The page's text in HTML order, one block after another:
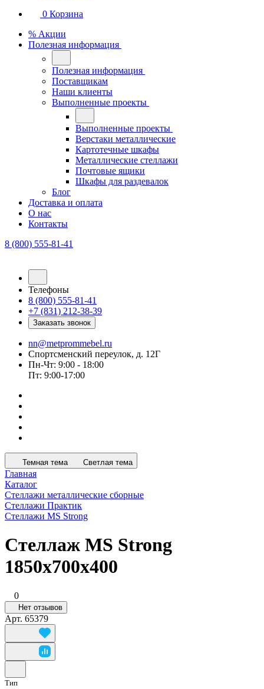
0 Корзина
% Акции
Полезная информация
Полезная информация
Поставщикам
Наши клиенты
Выполненные проекты
Выполненные проекты
Верстаки металлические
Картотечные шкафы
Металлические стеллажи
Почтовые ящики
Шкафы для раздевалок
Блог
Доставка и оплата
О нас
Контакты
8 (800) 555-81-41
Телефоны
8 (800) 555-81-41
+7 (831) 212-38-39
Заказать звонок
nn@metprommebel.ru
Спортсменский переулок, д. 12Г
Пн-Чт: 9:00 - 18:00
Пт: 9:00-17:00
Темная тема Светлая тема
Главная
Каталог
Стеллажи металлические сборные
Стеллажи Практик
Стеллажи MS Strong
Стеллаж MS Strong
1850х700х400
0
Нет отзывов
Арт. 65379
Тип